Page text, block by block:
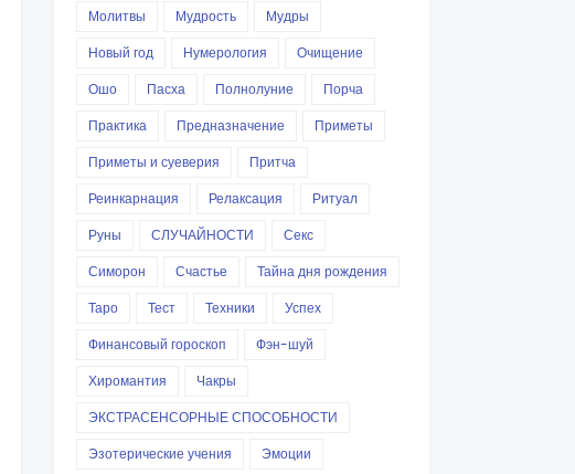
Молитвы
Мудрость
Мудры
Новый год
Нумерология
Очищение
Ошо
Пасха Полнолуние
Порча
Практика
Предназначение
Приметы
Приметы и суеверия
Притча
Реинкарнация
Релаксация
Ритуал
Руны
СЛУЧАЙНОСТИ
Секс
Симорон
Счастье
Тайна дня рождения
Таро
Тест Техники
Успех
Финансовый гороскоп
Фэн-шуй
Хиромантия
Чакры
ЭКСТРАСЕНСОРНЫЕ СПОСОБНОСТИ
Эзотерические учения
Эмоции